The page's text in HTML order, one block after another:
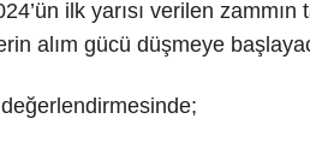
ilk yarısı verilen zammın
alım gücü düşmeye